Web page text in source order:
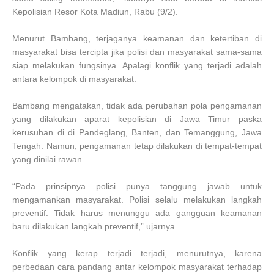
Kepolisian Resor Kota Madiun, Rabu (9/2).
Menurut Bambang, terjaganya keamanan dan ketertiban di
masyarakat bisa tercipta jika polisi dan masyarakat sama-sama
siap melakukan fungsinya. Apalagi konflik yang terjadi adalah
antara kelompok di masyarakat.
Bambang mengatakan, tidak ada perubahan pola pengamanan
yang dilakukan aparat kepolisian di Jawa Timur paska
kerusuhan di di Pandeglang, Banten, dan Temanggung, Jawa
Tengah. Namun, pengamanan tetap dilakukan di tempat-tempat
yang dinilai rawan.
“Pada prinsipnya polisi punya tanggung jawab untuk
mengamankan masyarakat. Polisi selalu melakukan langkah
preventif. Tidak harus menunggu ada gangguan keamanan
baru dilakukan langkah preventif,” ujarnya.
Konflik yang kerap terjadi terjadi, menurutnya, karena
perbedaan cara pandang antar kelompok masyarakat terhadap